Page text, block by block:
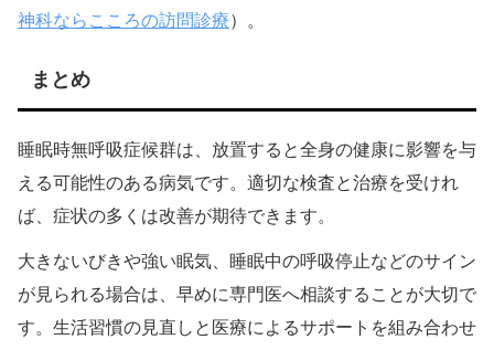
神科ならこころの訪問診療）。
まとめ
睡眠時無呼吸症候群は、放置すると全身の健康に影響を与
える可能性のある病気です。適切な検査と治療を受けれ
ば、症状の多くは改善が期待できます。
大きないびきや強い眠気、睡眠中の呼吸停止などのサイン
が見られる場合は、早めに専門医へ相談することが大切で
す。生活習慣の見直しと医療によるサポートを組み合わせ